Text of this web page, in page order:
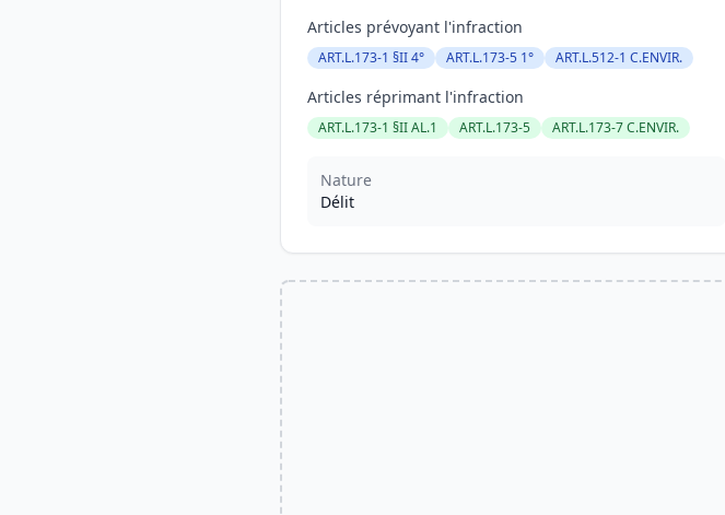
Articles prévoyant l'infraction
ART.L.173-1 §II 4° ART.L.173-5 1° ART.L.512-1 C.ENVIR.
Articles réprimant l'infraction
ART.L.173-1 §II AL.1 ART.L.173-5 ART.L.173-7 C.ENVIR.
Nature
Délit